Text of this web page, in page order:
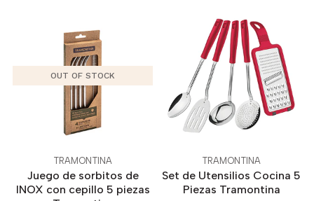
OUT OF STOCK
TRAMONTINA
Juego de sorbitos de
INOX con cepillo 5 piezas
TRAMONTINA
Set de Utensilios Cocina 5
Piezas Tramontina